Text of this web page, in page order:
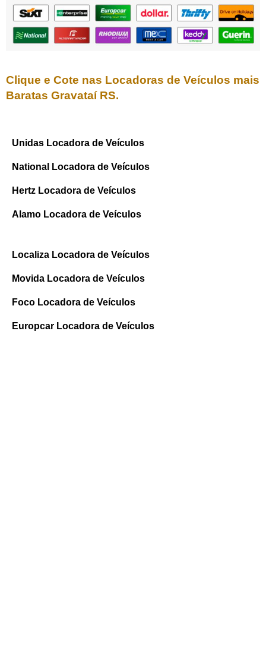
Clique e Cote nas Locadoras de Veículos mais
Baratas Gravataí RS.
Unidas Locadora de Veículos
National Locadora de Veículos
Hertz Locadora de Veículos
Alamo Locadora de Veículos
Localiza Locadora de Veículos
Movida Locadora de Veículos
Foco Locadora de Veículos
Europcar Locadora de Veículos